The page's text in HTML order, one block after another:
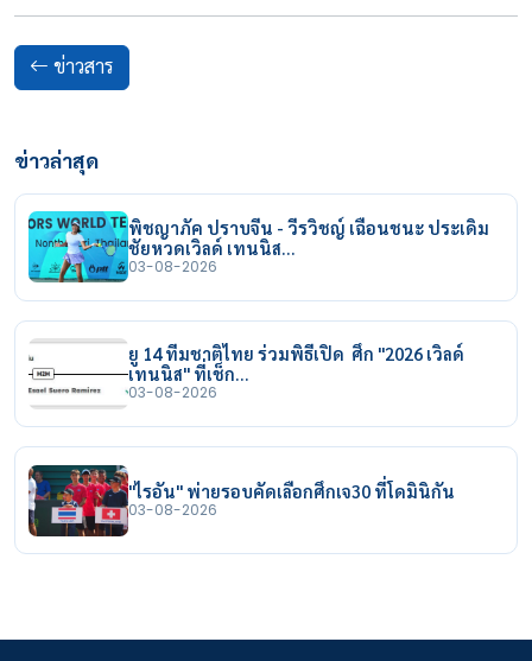
ข่าวสาร
ข่าวล่าสุด
พิชญาภัค ปราบจีน - วีรวิชญ์ เฉือนชนะ ประเดิม
ชัยหวดเวิลด์ เทนนิส…
03-08-2026
ยู 14 ทีมชาติไทย ร่วมพิธีเปิด ศึก "2026 เวิลด์
เทนนิส" ที่เช็ก…
03-08-2026
"ไรอัน" พ่ายรอบคัดเลือกศึกเจ30 ที่โดมินิกัน
03-08-2026